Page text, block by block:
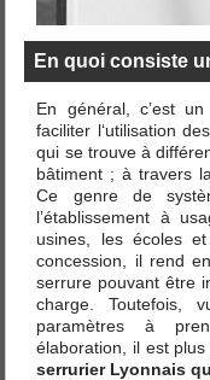
En quoi consiste
En général, c’est
faciliter l‘utilisation
qui se trouve à
bâtiment ; à travers
Ce genre de
l’établissement à
usines, les écoles
concession, il rend
serrure pouvant être
charge. Toutefois,
paramètres à
élaboration, il est plus
serrurier Lyonnais